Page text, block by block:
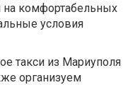
на комфортабельных
условия
такси из Мариуполя
организуем